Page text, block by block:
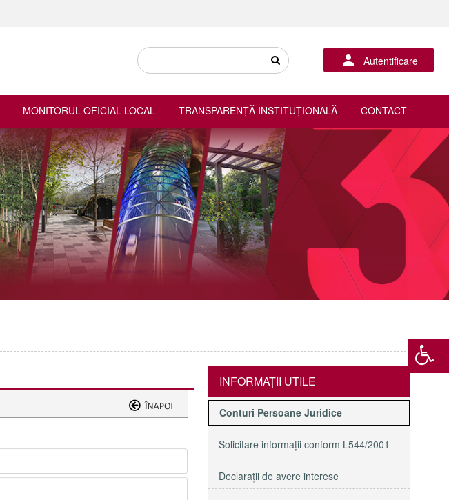
Autentificare
MONITORUL OFICIAL LOCAL TRANSPARENȚĂ INSTITUȚIONALĂ CONTACT
INFORMAŢII UTILE
Conturi Persoane Juridice
Solicitare informaţii conform L544/2001
Declaraţii de avere interese